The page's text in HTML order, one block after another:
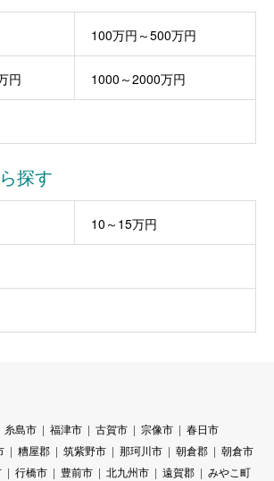
100万円～500万円
円 1000～2000万円
探す
10～15万円
糸島市 福津市 古賀市 宗像市
春日市
糟屋郡 筑紫野市 那珂川市 朝倉郡 朝倉市
行橋市 豊前市 北九州市 遠賀郡 みやこ町